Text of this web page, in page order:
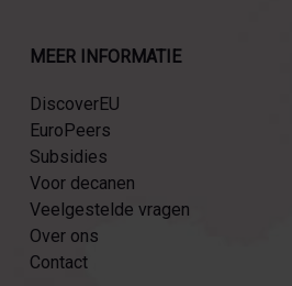
MEER INFORMATIE
DiscoverEU
EuroPeers
Subsidies
Voor decanen
Veelgestelde vragen
Over ons
Contact